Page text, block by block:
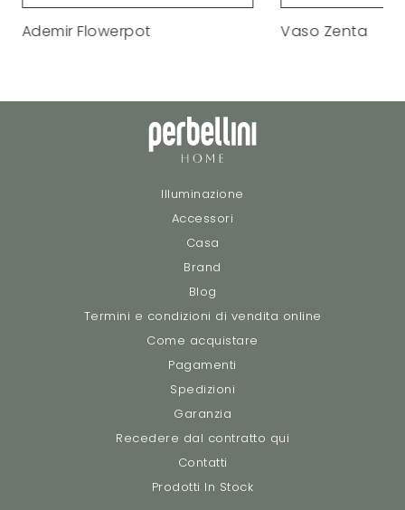
Ademir Flowerpot Vaso Zenta
Illuminazione
Accessori
Casa
Brand
Blog
Termini e condizioni di vendita online
Come acquistare
Pagamenti
Spedizioni
Garanzia
Recedere dal contratto qui
Contatti
Prodotti In Stock